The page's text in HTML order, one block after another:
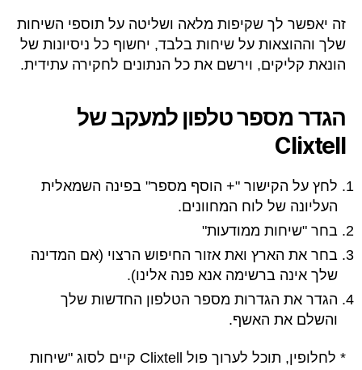
זה יאפשר לך שקיפות מלאה ושליטה על תוספי השיחות
שלך וההוצאות על שיחות בלבד, יחשוף כל ניסיונות של
הונאת קליקים, וירשם את כל הנתונים לחקירה עתידית.
הגדר מספר טלפון למעקב של
Clixtell
לחץ על הקישור "+ הוסף מספר" בפינה השמאלית
העליונה של לוח המחוונים.
בחר "שיחות ממודעות"
בחר את הארץ ואת אזור החיפוש הרצוי (אם המדינה
שלך אינה ברשימה אנא פנה אלינו).
הגדר את הגדרות מספר הטלפון החדשות שלך
והשלם את האשף.
* לחלופין, תוכל לערוך פול Clixtell קיים לסוג "שיחות